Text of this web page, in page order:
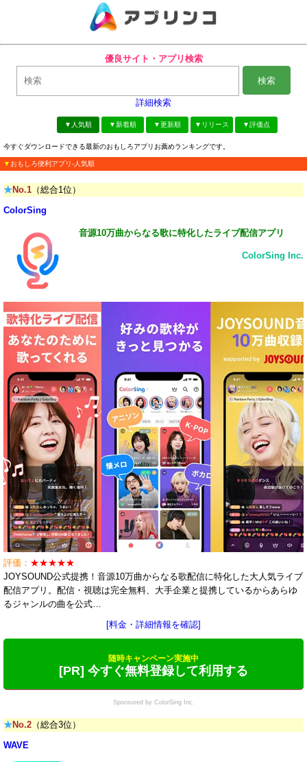
優良サイト・アプリ検索
検索
詳細検索
▼人気順 ▼新着順 ▼更新順 ▼リリース ▼評価点
今すぐダウンロードできる最新のおもしろアプリお薦めランキングです。
▼ おもしろ便利アプリ-人気順
★No.1 （総合1位）
ColorSing
音源10万曲からなる歌に特化したライブ配信アプリ
ColorSing Inc.
評価： ★★★★★
JOYSOUND公式提携！音源10万曲からなる歌配信に特化した大人気ライブ
配信アプリ。配信・視聴は完全無料、大手企業と提携しているからあらゆ
るジャンルの曲を公式…
[料金・詳細情報を確認]
随時キャンペーン実施中
[PR] 今すぐ無料登録して利用する
Sponsored by ColorSing Inc.
★No.2 （総合3位）
WAVE